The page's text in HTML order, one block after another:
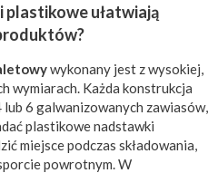
ułatwiają
wykonany jest z wysokiej,
wymiarach. Każda konstrukcja
6 galwanizowanych zawiasów,
plastikowe nadstawki
miejsce podczas składowania,
powrotnym. W